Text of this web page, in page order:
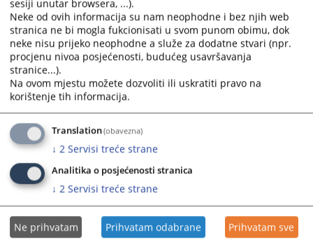
sesiji unutar browsera, ...).
Neke od ovih informacija su nam neophodne i bez njih web
stranica ne bi mogla fukcionisati u svom punom obimu, dok
neke nisu prijeko neophodne a služe za dodatne stvari (npr.
procjenu nivoa posjećenosti, budućeg usavršavanja
stranice...).
Na ovom mjestu možete dozvoliti ili uskratiti pravo na
korištenje tih informacija.
Translation(obavezna)
↓ 2 Servisi treće strane
Analitika o posjećenosti stranica
↓ 2 Servisi treće strane
Ne prihvatam Prihvatam odabrane Prihvatam sve